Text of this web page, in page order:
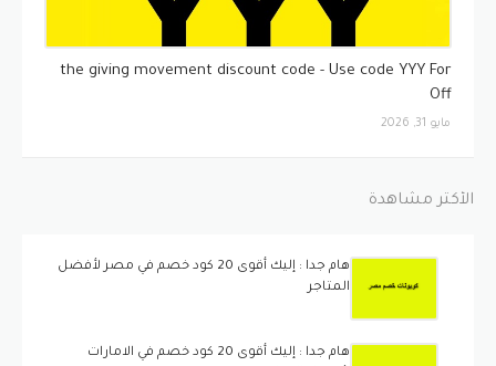
the giving movement discount code - Use code YYY For
Off
مايو 31, 2026
الأكثر مشاهدة
هام جدا : إليك أقوى 20 كود خصم في مصر لأفضل
المتاجر
هام جدا : إليك أقوى 20 كود خصم في الامارات